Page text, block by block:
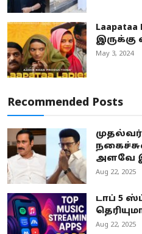
Laapataa
இருக்கு
May 3, 2024
Recommended Posts
அளவே
Aug 22, 2025
டாப் 5
Aug 22, 2025